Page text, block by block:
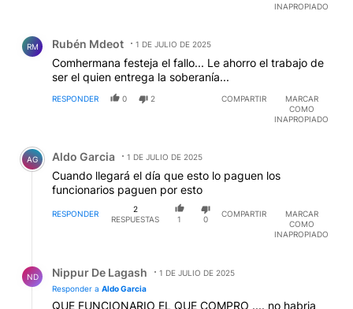
INAPROPIADO
RM Rubén Mdeot 1 DE JULIO DE 2025
Comhermana festeja el fallo... Le ahorro el trabajo de
ser el quien entrega la soberanía...
RESPONDER 0 2 COMPARTIR
MARCAR
COMO
INAPROPIADO
Comentario de Aldo Garcia.
AG Aldo Garcia 1 DE JULIO DE 2025
Cuando llegará el día que esto lo paguen los
funcionarios paguen por esto
RESPONDER
2
RESPUESTAS
1 0
COMPARTIR
MARCAR
COMO
INAPROPIADO
ND Nippur De Lagash
1 DE JULIO DE 2025
Responder a Aldo Garcia
QUE FUNCIONARIO EL QUE COMPRO .... no habria